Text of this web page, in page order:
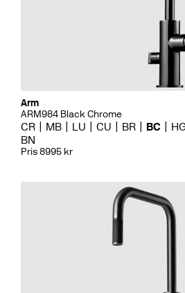
Arm
ARM984 Black Chrome
CR MB LU CU BR BC
BN
Pris 8995 kr